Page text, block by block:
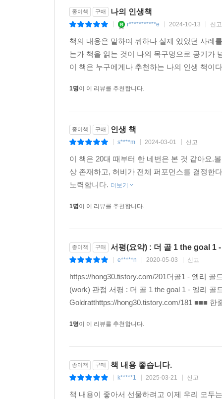
종이책 구매 나의 인생책
r***********e 2024-10-13 신고
책의 내용은 말하여 뭐하나 실제 있었던 사례
는가 책을 읽는 것이 나의 목구멍으로 공기가
이 책은 누구에게나 추천하는 나의 인생 책이
1명이 이 리뷰를 추천합니다.
종이책 구매 인생 책
s****m 2024-03-01 신고
이 책은 20대 때부터 한 네번은 본 것 같아요.
상 존재하고, 허비가 전체 퍼포먼스를 결정한
노력합니다. 더보기
1명이 이 리뷰를 추천합니다.
종이책 구매 서평(요약) : 더 골 1 the goal 1
e*****n 2020-05-03 신고
https://hong30.tistory.com/201더골1 - 엘리
(work) 관점 서평 : 더 골 1 the goal 1 - 엘리 골
Goldratthttps://hong30.tistory.com/181 ■■■
1명이 이 리뷰를 추천합니다.
종이책 구매 책 내용 좋습니다.
k*****1 2025-03-21 신고
책 내용이 좋아서 선물하려고 이제 우리 모두